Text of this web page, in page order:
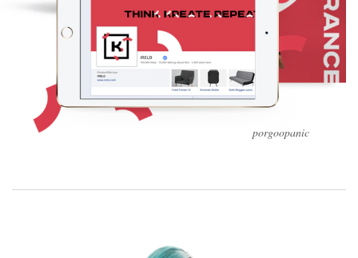
porgoopanic